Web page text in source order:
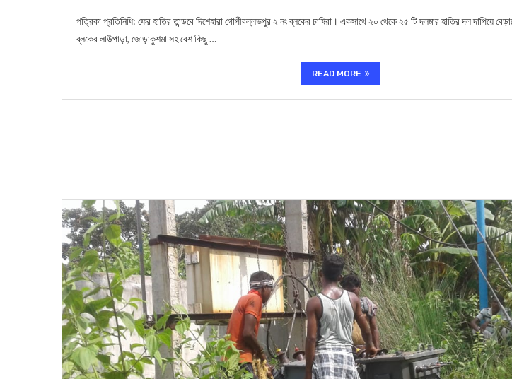
পত্রিকা প্রতিনিধি: ফের হাতির তান্ডবে দিশেহারা গোপীবল্লভপুর ২ নং ব্লকের চাষিরা। একসাথে ২০ থেকে ২৫ টি দলমার হাতির দল দাপিয়ে
ব্লকের লাউপাড়া, জোড়াকুশমা সহ বেশ কিছু …
READ MORE